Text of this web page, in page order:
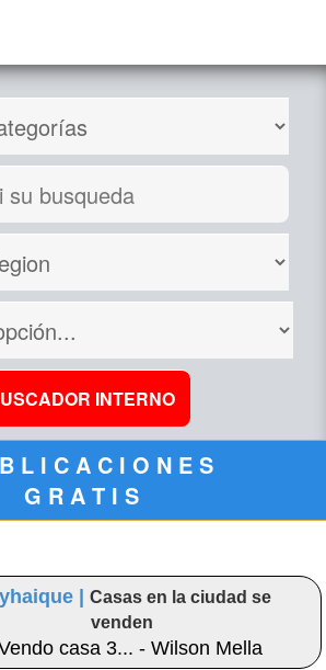
L I C A C I O N E S
G R A T I S
|Casas en la ciudad se
venden
casa 3... - Wilson Mella